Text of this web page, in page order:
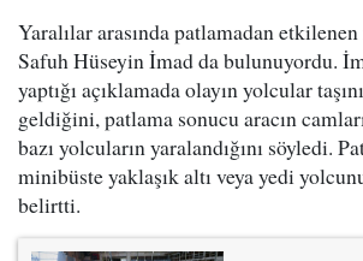
Yaralılar arasında patlamadan
Safuh Hüseyin İmad da bulunuyordu.
yaptığı açıklamada olayın yolcular
geldiğini, patlama sonucu aracın
bazı yolcuların yaralandığını söyledi.
minibüste yaklaşık altı veya yedi
belirtti.